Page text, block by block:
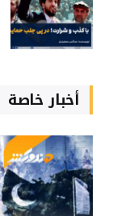
أخبار خاصة